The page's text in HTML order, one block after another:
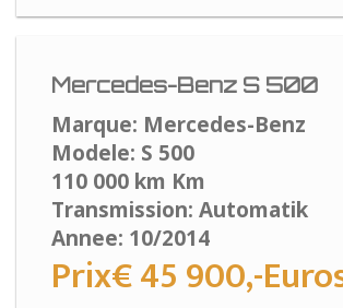
Mercedes-Benz S 500
Marque: Mercedes-Benz
Modele: S 500
110 000 km Km
Transmission: Automatik
Annee: 10/2014
Prix€ 45 900,-